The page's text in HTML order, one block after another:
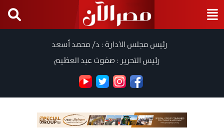
رئيس مجلس الادارة : د/ محمد أسعد
رئيس التحرير : صفوت عبد العظيم